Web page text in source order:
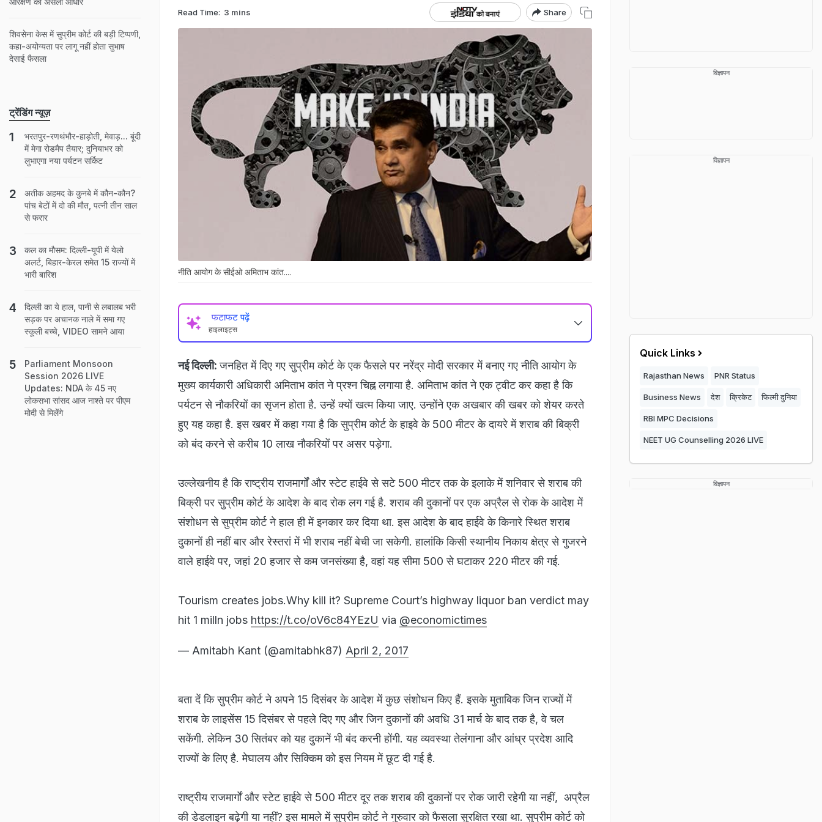
Read Time: 3 mins Share
नीति आयोग के सीईओ अमिताभ कांत....
फटाफट पढ़ें
हाइलाइट्स
नई दिल्ली: जनहित में दिए गए सुप्रीम कोर्ट के एक फैसले पर नरेंद्र मोदी सरकार में बनाए गए नीति आयोग के
मुख्य कार्यकारी अधिकारी अमिताभ कांत ने प्रश्न चिह्न लगाया है. अमिताभ कांत ने एक ट्वीट कर कहा है कि
पर्यटन से नौकरियों का सृजन होता है. उन्हें क्यों खत्म किया जाए. उन्होंने एक अखबार की खबर को शेयर करते
हुए यह कहा है. इस खबर में कहा गया है कि सुप्रीम कोर्ट के हाइवे के 500 मीटर के दायरे में शराब की बिक्री
को बंद करने से करीब 10 लाख नौकरियों पर असर पड़ेगा.
उल्लेखनीय है कि राष्‍ट्रीय राजमार्गों और स्‍टेट हाईवे से सटे 500 मीटर तक के इलाके में शनिवार से शराब की
बिक्री पर सुप्रीम कोर्ट के आदेश के बाद रोक लग गई है. शराब की दुकानों पर एक अप्रैल से रोक के आदेश में
संशोधन से सुप्रीम कोर्ट ने हाल ही में इनकार कर दिया था. इस आदेश के बाद हाईवे के किनारे स्थित शराब
दुकानों ही नहीं बार और रेस्तरां में भी शराब नहीं बेची जा सकेगी. हालांकि किसी स्थानीय निकाय क्षेत्र से गुजरने
वाले हाईवे पर, जहां 20 हजार से कम जनसंख्या है, वहां यह सीमा 500 से घटाकर 220 मीटर की गई.
Tourism creates jobs.Why kill it? Supreme Court’s highway liquor ban verdict may
hit 1 milln jobs https://t.co/oV6c84YEzU via @economictimes
— Amitabh Kant (@amitabhk87) April 2, 2017
बता दें कि सुप्रीम कोर्ट ने अपने 15 दिसंबर के आदेश में कुछ संशोधन किए हैं. इसके मुताबिक जिन राज्यों में
शराब के लाइसेंस 15 दिसंबर से पहले दिए गए और जिन दुकानों की अवधि 31 मार्च के बाद तक है, वे चल
सकेंगी. लेकिन 30 सितंबर को यह दुकानें भी बंद करनी होंगी. यह व्यवस्था तेलंगाना और आंध्र प्रदेश आदि
राज्यों के लिए है. मेघालय और सिक्किम को इस नियम में छूट दी गई है.
राष्‍ट्रीय राजमार्गों और स्‍टेट हाईवे से 500 मीटर दूर तक शराब की दुकानों पर रोक जारी रहेगी या नहीं, अप्रैल
की डेडलाइन बढ़ेगी या नहीं? इस मामले में सुप्रीम कोर्ट ने गुरुवार को फैसला सुरक्षित रखा था. सुप्रीम कोर्ट को
शिवसेना केस में सुप्रीम कोर्ट की बड़ी टिप्पणी,
कहा-अयोग्यता पर लागू नहीं होता सुभाष
देसाई फैसला
ट्रेंडिंग न्यूज़
भरतपुर-रणथंभौर-हाड़ोती, मेवाड़... बूंदी
में मेगा रोडमैप तैयार; दुनियाभर को
लुभाएगा नया पर्यटन सर्किट
अतीक अहमद के कुनबे में कौन-कौन?
पांच बेटों में दो की मौत, पत्नी तीन साल
से फरार
कल का मौसम: दिल्ली-यूपी में येलो
अलर्ट, बिहार-केरल समेत 15 राज्यों में
भारी बारिश
दिल्ली का ये हाल, पानी से लबालब भरी
सड़क पर अचानक नाले में समा गए
स्कूली बच्चे, VIDEO सामने आया
Parliament Monsoon
Session 2026 LIVE
Updates: NDA के 45 नए
लोकसभा सांसद आज नाश्ते पर पीएम
मोदी से मिलेंगे
विज्ञापन
विज्ञापन
Quick Links
Rajasthan News PNR Status
Business News देश क्रिकेट फिल्मी दुनिया
RBI MPC Decisions
NEET UG Counselling 2026 LIVE
विज्ञापन